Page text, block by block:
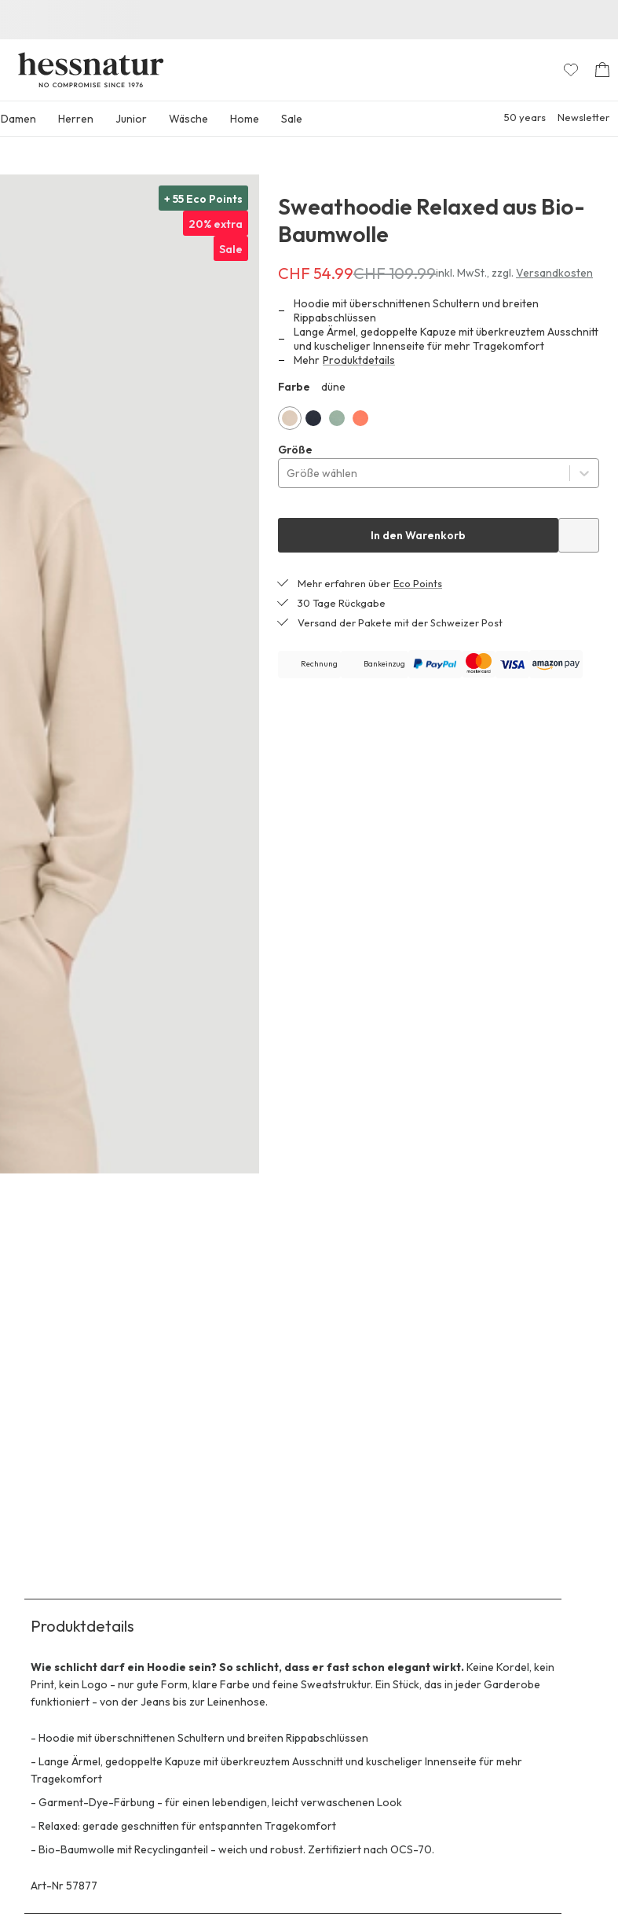
Damen Herren Junior Wäsche Home Sale 50 years Newsletter
+ 55 Eco Points
20% extra
Sale
Sweathoodie Relaxed aus Bio-
Baumwolle
Erhältlich
CHF 54.99
anstatt
CHF 109.99
CHF 54.99CHF 109.99inkl. MwSt.,zzgl. Versandkosten
Hoodie mit überschnittenen Schultern und breiten
Rippabschlüssen
Lange Ärmel, gedoppelte Kapuze mit überkreuztem Ausschnitt
und kuscheliger Innenseite für mehr Tragekomfort
Mehr Produktdetails
Farbe
düne
Größe
Größe wählen
In den Warenkorb
Mehr erfahren über Eco Points
30 Tage Rückgabe
Versand der Pakete mit der Schweizer Post
Rechnung Bankeinzug
Produktdetails
Wie schlicht darf ein Hoodie sein? So schlicht, dass er fast schon elegant wirkt.Keine Kordel, kein
Print, kein Logo - nur gute Form, klare Farbe und feine Sweatstruktur. Ein Stück, das in jeder Garderobe
funktioniert - von der Jeans bis zur Leinenhose.
- Hoodie mit überschnittenen Schultern und breiten Rippabschlüssen
- Lange Ärmel, gedoppelte Kapuze mit überkreuztem Ausschnitt und kuscheliger Innenseite für mehr
Tragekomfort
- Garment-Dye-Färbung - für einen lebendigen, leicht verwaschenen Look
- Relaxed: gerade geschnitten für entspannten Tragekomfort
- Bio-Baumwolle mit Recyclinganteil - weich und robust. Zertifiziert nach OCS-70.
Art-Nr 57877